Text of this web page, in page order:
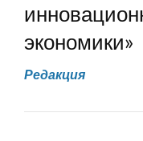
экономики»
Редакция